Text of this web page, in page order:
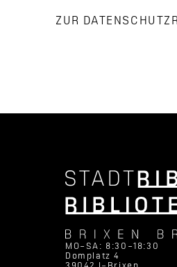
ZUR
MO–SA: 8:30–18:30
Domplatz 4